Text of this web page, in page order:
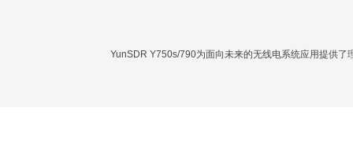
YunSDR Y750s/790为面向未来的无线电系统应用提供